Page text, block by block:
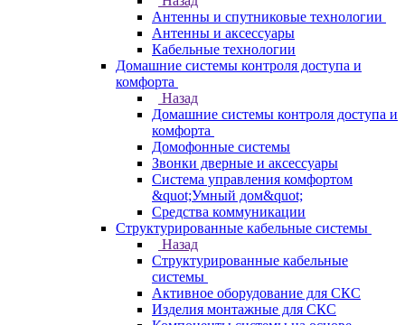
Антенны и спутниковые технологии
Антенны и аксессуары
Кабельные технологии
Домашние системы контроля доступа и
комфорта
Назад
Домашние системы контроля доступа и
комфорта
Домофонные системы
Звонки дверные и аксессуары
Система управления комфортом
&quot;Умный дом&quot;
Средства коммуникации
Структурированные кабельные системы
Назад
Структурированные кабельные
системы
Активное оборудование для СКС
Изделия монтажные для СКС